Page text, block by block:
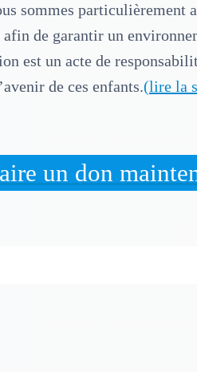
sommes particulièrement
de garantir un
est un acte de
de ces enfants.(lire la
un don